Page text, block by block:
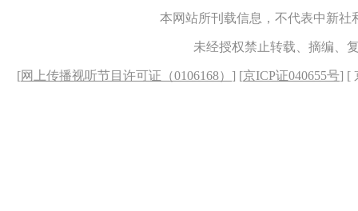
本网站所刊载信息，不代表中新
未经授权禁止转载、摘编、
[网上传播视听节目许可证（0106168） ] [京ICP证040655号] [